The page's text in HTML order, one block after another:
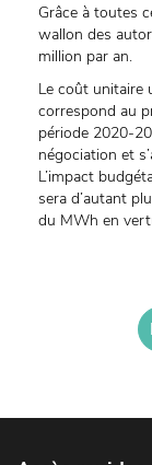
Grâce à toutes
wallon des
million par an.
Le coût unitaire
correspond au
période 2020-
négociation et
L’impact
sera d’autant
du MWh en